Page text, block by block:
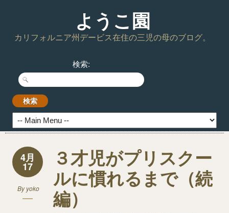
ようこ園
カリフォルニア州デービス在住の三児の母のブログ。
検索:
4月
17
Byyoko
３才児がプリスクー
ルに慣れるまで（続
編）